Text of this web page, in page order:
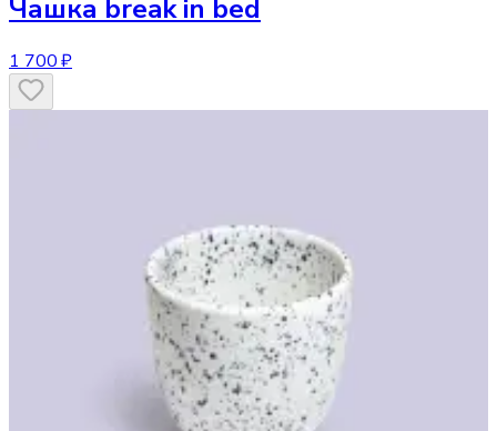
Чашка break in bed
1 700 ₽